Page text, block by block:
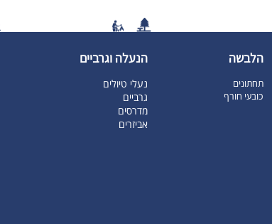
הלבשה
תחתונים
כובעי חורף
הנעלה וגרביים
נעלי טיולים
גרביים
מדרסים
אביזרים